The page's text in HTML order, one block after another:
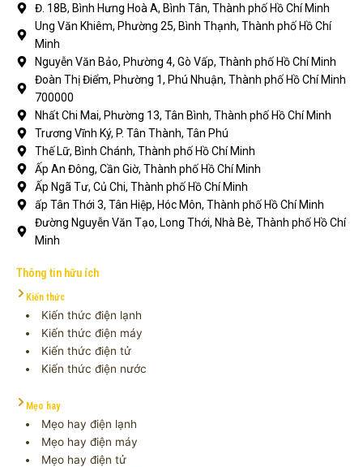
Đ. 18B, Bình Hưng Hoà A, Bình Tân, Thành phố Hồ Chí Minh
Ung Văn Khiêm, Phường 25, Bình Thạnh, Thành phố Hồ Chí
Minh
Nguyễn Văn Bảo, Phường 4, Gò Vấp, Thành phố Hồ Chí Minh
Đoàn Thị Điểm, Phường 1, Phú Nhuận, Thành phố Hồ Chí Minh
700000
Nhất Chi Mai, Phường 13, Tân Bình, Thành phố Hồ Chí Minh
Trương Vĩnh Ký, P. Tân Thành, Tân Phú
Thế Lữ, Bình Chánh, Thành phố Hồ Chí Minh
Ấp An Đông, Cần Giờ, Thành phố Hồ Chí Minh
Ấp Ngã Tư, Củ Chi, Thành phố Hồ Chí Minh
ấp Tân Thới 3, Tân Hiệp, Hóc Môn, Thành phố Hồ Chí Minh
Đường Nguyễn Văn Tạo, Long Thới, Nhà Bè, Thành phố Hồ Chí
Minh
Thông tin hữu ích
Kiến thức
Kiến thức điện lạnh
Kiến thức điện máy
Kiến thức điện tử
Kiến thức điện nước
Mẹo hay
Mẹo hay điện lạnh
Mẹo hay điện máy
Mẹo hay điện tử